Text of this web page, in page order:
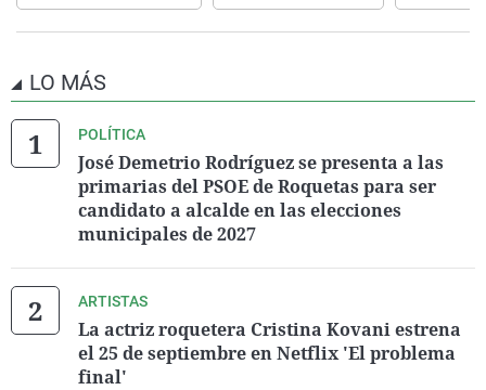
LO MÁS
POLÍTICA
José Demetrio Rodríguez se presenta a las
primarias del PSOE de Roquetas para ser
candidato a alcalde en las elecciones
municipales de 2027
ARTISTAS
La actriz roquetera Cristina Kovani estrena
el 25 de septiembre en Netflix 'El problema
final'